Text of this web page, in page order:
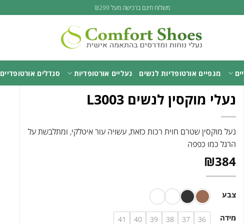
משלוח חינם ברכישה מעל ₪299
מגפיים אורטופדיות לנשים נעליים אורטופדיות סנדלים אורטופדיים
נעלי מוקסין לנשים L3003
נעל מוקסין שטרם חוית רכות כזאת, עשויה עור איטלקי, ומתלבשת על
הרגל כמו כפפה
₪384
צבע
מידה 36
37
38
39
40
41